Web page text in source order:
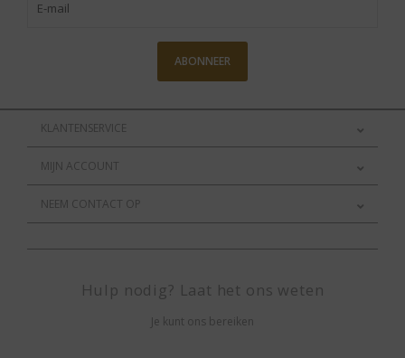
ABONNEER
KLANTENSERVICE
MIJN ACCOUNT
NEEM CONTACT OP
Hulp nodig? Laat het ons weten
Je kunt ons bereiken